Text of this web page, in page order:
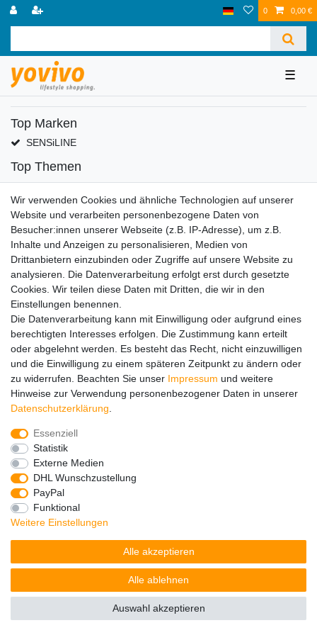
0 0,00 €
☰
Top Marken
SENSiLINE
Top Themen
Adventskalender
Service
Versandinfos
FAQ
Ersatzteile
Registrieren
Wir versenden mit
Impressum Daten­schutz­erklärung AGB
Vertrag widerrufen
© Copyright 2026 | Alle Rechte vorbehalten.
Wir verwenden Cookies und ähnliche Technologien auf unserer
Website und verarbeiten personenbezogene Daten von
Besucher:innen unserer Webseite (z.B. IP-Adresse), um z.B.
Inhalte und Anzeigen zu personalisieren, Medien von
Drittanbietern einzubinden oder Zugriffe auf unsere Website zu
analysieren. Die Datenverarbeitung erfolgt erst durch gesetzte
Cookies. Wir teilen diese Daten mit Dritten, die wir in den
Einstellungen benennen.
Die Datenverarbeitung kann mit Einwilligung oder aufgrund eines
berechtigten Interesses erfolgen. Die Zustimmung kann erteilt
oder abgelehnt werden. Es besteht das Recht, nicht einzuwilligen
und die Einwilligung zu einem späteren Zeitpunkt zu ändern oder
zu widerrufen. Beachten Sie unser Impressum und weitere
Hinweise zur Verwendung personenbezogener Daten in unserer
Daten­schutz­erklärung
Essenziell
Statistik
Externe Medien
DHL Wunschzustellung
PayPal
Funktional
Weitere Einstellungen
Alle akzeptieren
Alle ablehnen
Auswahl akzeptieren